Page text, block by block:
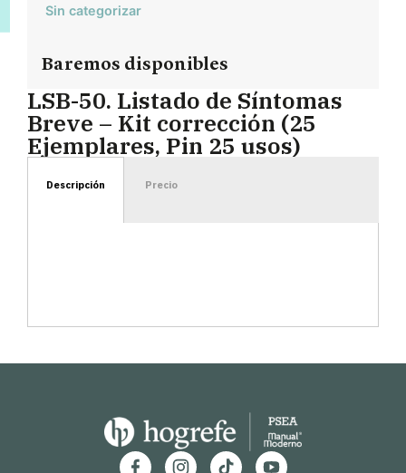
Sin categorizar
Baremos disponibles
LSB-50. Listado de Síntomas
Breve – Kit corrección (25
Ejemplares, Pin 25 usos)
Descripción Precio